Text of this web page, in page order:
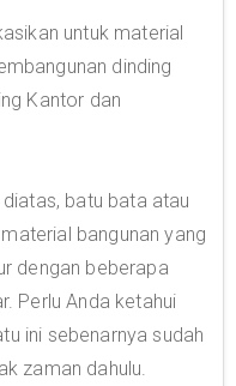
untuk material
dinding
Kantor dan
batu bata atau
bangunan yang
dengan beberapa
Perlu Anda ketahui
ini sebenarnya sudah
zaman dahulu.